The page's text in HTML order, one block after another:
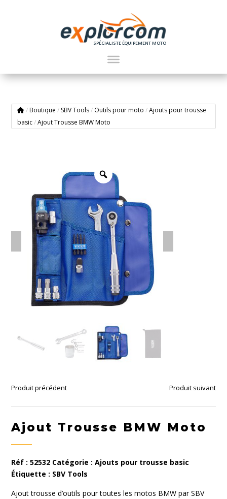
SPÉCIALISTE ÉQUIPEMENT MOTO
/ Boutique / SBV Tools / Outils pour moto / Ajouts pour trousse
basic / Ajout Trousse BMW Moto
Produit précédent Produit suivant
Ajout Trousse BMW Moto
Réf :52532 Catégorie :Ajouts pour trousse basic
Étiquette : SBV Tools
Ajout trousse d’outils pour toutes les motos BMW par SBV